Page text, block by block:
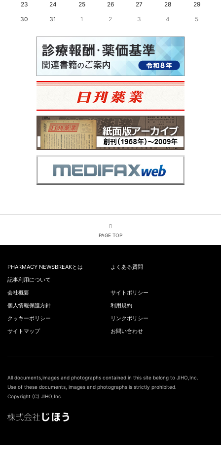
23
24 25 26 27 28
29
30
31 1 2 3 4 5
PAGE TOP
PHARMACY NEWSBREAKとは
よくある質問
記事利用について
会社概要
サイトポリシー
個人情報保護方針
利用規約
クッキーポリシー
リンクポリシー
サイトマップ
お問い合わせ
All documents,images and photographs contained in this site belong to JIHO,Inc.
Use of these documents, images and photographs is strictly prohibited.
Copyright (C) JIHO,Inc.